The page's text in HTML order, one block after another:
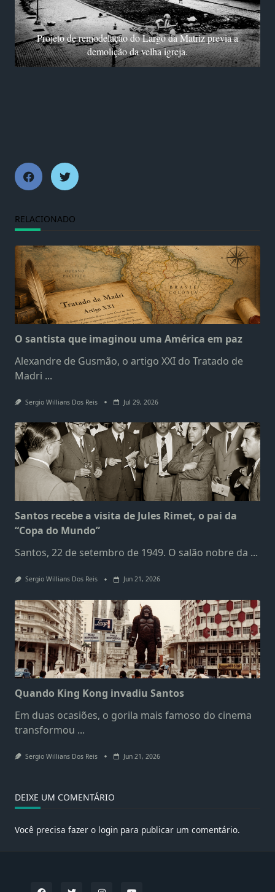
Projeto de remodelação do Largo da Matriz previa a
demolição da velha igreja.
RELACIONADO
O santista que imaginou uma América em paz
Alexandre de Gusmão, o artigo XXI do Tratado de
Madri ...
Sergio Willians Dos Reis Jul 29, 2026
Santos recebe a visita de Jules Rimet, o pai da
“Copa do Mundo”
Santos, 22 de setembro de 1949. O salão nobre da ...
Sergio Willians Dos Reis Jun 21, 2026
Quando King Kong invadiu Santos
Em duas ocasiões, o gorila mais famoso do cinema
transformou ...
Sergio Willians Dos Reis Jun 21, 2026
DEIXE UM COMENTÁRIO
Você precisa fazer o login para publicar um comentário.